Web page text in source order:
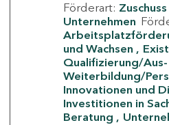
Förderart: Zuschuss
Unternehmen
und Wachsen
Qualifizierung/Aus-
Weiterbildung/
Innovationen und
Investitionen in
Beratung